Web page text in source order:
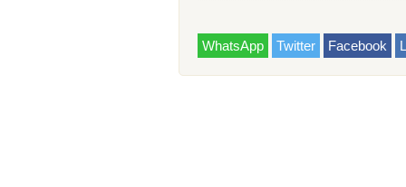
WhatsApp Twitter Facebook